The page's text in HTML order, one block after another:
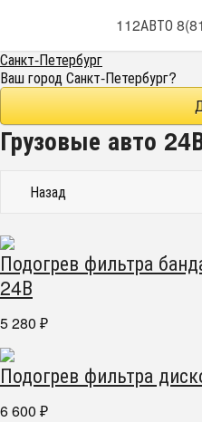
112АВТО
Санкт-Петербург
Ваш городСанкт-Петербург?
Грузовые авто
Назад
Подогрев фильтра
24В
5 280 ₽
Подогрев фильтра
6 600 ₽